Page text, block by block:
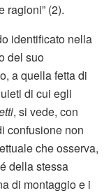
ragioni” (2).
identificato nella
del suo
a quella fetta di
di cui egli
, si vede, con
confusione non
che osserva,
della stessa
di montaggio e i